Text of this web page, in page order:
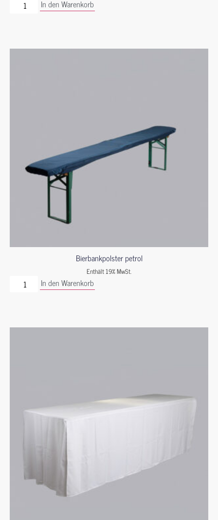
In den Warenkorb
Bierbankpolster petrol
Enthält 19% MwSt.
In den Warenkorb